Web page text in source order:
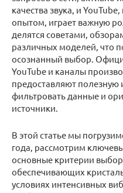
качества звука, и
опытом, играет важную
делятся советами,
различных моделей, что
осознанный выбор.
YouTube и каналы
предоставляют
фильтровать данные и
источники.
В этой статье мы
года, рассмотрим
основные критерии
обеспечивающих
условиях интенсивных